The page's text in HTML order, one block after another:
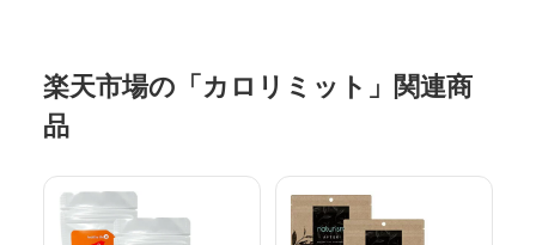
楽天市場の「カロリミット」関連商
品